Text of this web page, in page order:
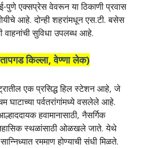
पुणे एक्सप्रेस वेवरून या ठिकाणी प्रवास
आहे. दोन्ही शहरांमधून एस.टी. बसेस
सुविधा उपलब्ध आहे.
किल्ला, वेण्णा लेक)
एक प्रसिद्ध हिल स्टेशन आहे, जे
घाटाच्या पर्वतरांगांमध्ये वसलेले आहे.
हवामानासाठी, नैसर्गिक
स्थळांसाठी ओळखले जाते. येथे
सान्निध्यात रममाण होण्याची संधी मिळते.